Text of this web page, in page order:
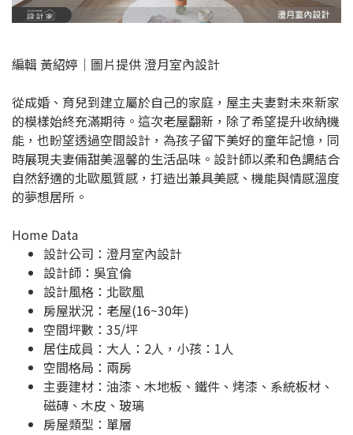
編輯 黃紹婷｜圖片提供 澄月室內設計
從成婚、育兒到建立屬於自己的家庭，屋主夫妻對未來新家
的模樣始終充滿期待。這次老屋翻新，除了希望提升收納機
能，也盼望透過空間設計，為孩子留下美好的童年記憶，同
時展現夫妻倆甜美溫馨的生活品味。設計師以柔和色調結合
自然舒適的北歐風質感，打造出兼具美感、機能與情感溫度
的夢想居所。
Home Data
設計公司： 澄月室內設計
設計師：吳宜倫
設計風格：北歐風
房屋狀況：老屋(16~30年)
空間坪數：35/坪
居住成員：大人：2人，小孩：1人
空間格局：兩房
主要建材：油漆、木地板、鐵件、烤漆、系統板材、
磁磚、木皮、玻璃
房屋類型：單層